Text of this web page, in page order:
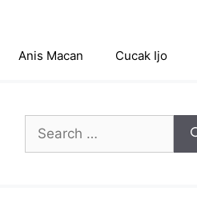
Anis Macan Cucak Ijo
Search
for: